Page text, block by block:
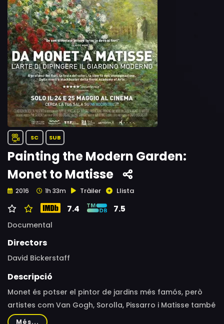
SC SUB
Painting the Modern Garden:
Monet to Matisse
2016 1h 33m Tràiler Llista
7.4 7.5
Documental
Directors
David Bickerstaff
Descripció
Monet és potser el pintor de jardins més famós, però
artistes com Van Gogh, Sorolla, Pissarro i Matisse també
van veure en els jardins una gran font d’inspiració.
Més...